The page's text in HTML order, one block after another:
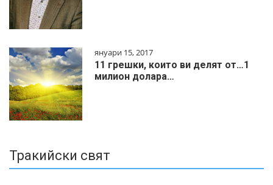
януари 15, 2017
11 грешки, които ви делят от…1
милиoн дoлapa…
Тракийски свят